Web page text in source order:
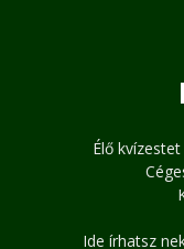
Élő
Ide írhatsz